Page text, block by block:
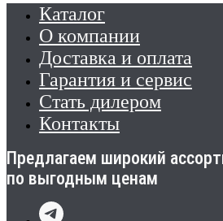
Каталог
О компании
Доставка и оплата
Гарантия и сервис
Стать дилером
Контакты
Предлагаем широкий
по выгодным ценам